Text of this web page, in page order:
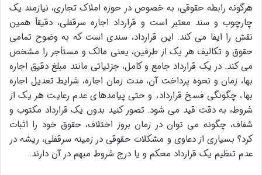
هرگونه رابطه حقوقی، به خصوص در حوزه املاک تجاری، نیازمند یک
چارچوب و سند معتبر است و قرارداد اجاره سرقفلی، دقیقاً همین
نقش را ایفا می کند. این قرارداد، سندی است که به وضوح تمامی
حقوق و تکالیف هر یک از طرفین، یعنی مالک و مستأجر را مشخص
می کند. در یک قرارداد جامع و کامل، جزئیاتی مانند مبلغ دقیق اجاره
بها، زمان و نحوه پرداخت آن، مدت زمان اجاره، شرایط تعدیل اجاره
بها، چگونگی فسخ قرارداد، و حتی پیامدهای عدم رعایت هر یک از
شروط، به دقت قید می شود. تصور کنید بدون یک قرارداد مکتوب و
شفاف، چگونه می توان در زمان بروز اختلاف، حقوق خود را اثبات
کرد؟ بسیاری از دعاوی و مشکلات حقوقی در زمینه سرقفلی، ریشه در
عدم تنظیم یک قرارداد محکم و یا درج شروط مبهم در آن دارند.